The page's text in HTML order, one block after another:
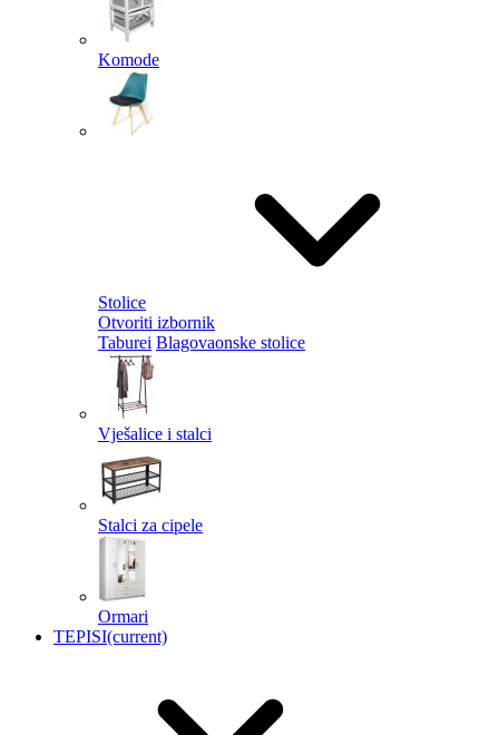
Komode
Stolice
Otvoriti izbornik
Taburei Blagovaonske stolice
Vješalice i stalci
Stalci za cipele
Ormari
TEPISI(current)